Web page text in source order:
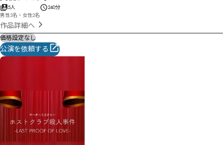
5人
男性3名・女性2名
240分
作品詳細へ
価格設定なし
公演を依頼する